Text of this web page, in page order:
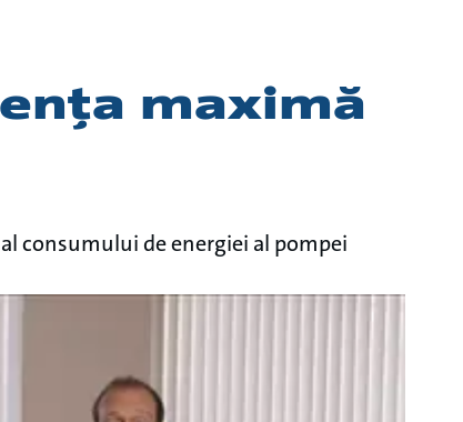
maximă
consumului de energiei al pompei